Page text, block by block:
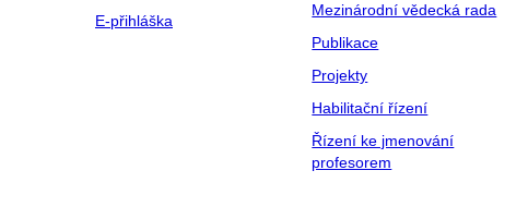
E-přihláška
Mezinárodní vědecká rada
Publikace
Projekty
Habilitační řízení
Řízení ke jmenování
profesorem